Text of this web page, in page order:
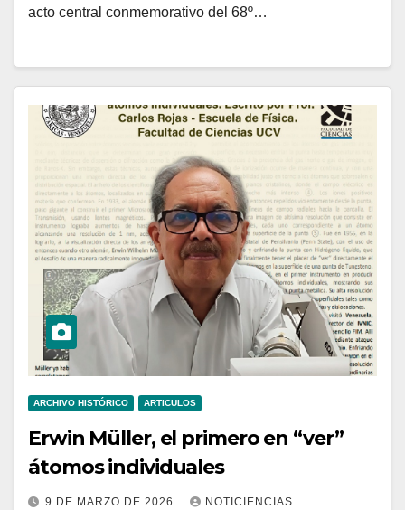
acto central conmemorativo del 68º…
ARCHIVO HISTÓRICO ARTICULOS
Erwin Müller, el primero en “ver”
átomos individuales
9 DE MARZO DE 2026 NOTICIENCIAS